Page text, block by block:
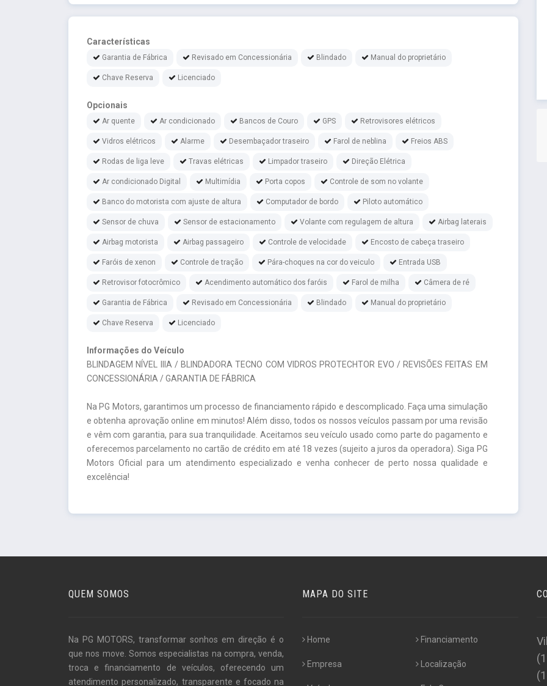
Características
Garantia de Fábrica Revisado em Concessionária Blindado Manual do proprietário
Chave Reserva Licenciado
Opcionais
Ar quente Ar condicionado Bancos de Couro GPS Retrovisores elétricos
Vidros elétricos Alarme Desembaçador traseiro Farol de neblina Freios ABS
Rodas de liga leve Travas elétricas Limpador traseiro Direção Elétrica
Ar condicionado Digital Multimídia Porta copos Controle de som no volante
Banco do motorista com ajuste de altura Computador de bordo Piloto automático
Sensor de chuva Sensor de estacionamento Volante com regulagem de altura Airbag laterais
Airbag motorista Airbag passageiro Controle de velocidade Encosto de cabeça traseiro
Faróis de xenon Controle de tração Pára-choques na cor do veiculo Entrada USB
Retrovisor fotocrômico Acendimento automático dos faróis Farol de milha Câmera de ré
Garantia de Fábrica Revisado em Concessionária Blindado Manual do proprietário
Chave Reserva Licenciado
Informações do Veículo
BLINDAGEM NÍVEL IIIA / BLINDADORA TECNO COM VIDROS PROTECHTOR EVO / REVISÕES FEITAS EM
CONCESSIONÁRIA / GARANTIA DE FÁBRICA
Na PG Motors, garantimos um processo de financiamento rápido e descomplicado. Faça uma simulação
e obtenha aprovação online em minutos! Além disso, todos os nossos veículos passam por uma revisão
e vêm com garantia, para sua tranquilidade. Aceitamos seu veículo usado como parte do pagamento e
oferecemos parcelamento no cartão de crédito em até 18 vezes (sujeito a juros da operadora). Siga PG
Motors Oficial para um atendimento especializado e venha conhecer de perto nossa qualidade e
excelência!
QUEM SOMOS
Na PG MOTORS, transformar sonhos em direção é o
que nos move. Somos especialistas na compra, venda,
troca e financiamento de veículos, oferecendo um
atendimento personalizado, transparente e focado na
MAPA DO SITE
Home
Empresa
Financiamento
Localização